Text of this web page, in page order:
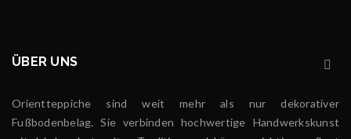
ÜBER UNS
Orientteppiche sind weit mehr als nur dekorativer
Fußbodenbelag. Sie verbinden hochwertige Handwerkskunst